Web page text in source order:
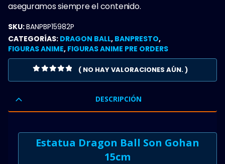
aseguramos siempre el contenido.
SKU:BANPBP15982P
CATEGORÍAS: DRAGON BALL, BANPRESTO,
FIGURAS ANIME, FIGURAS ANIME PRE ORDERS
( NO HAY VALORACIONES AÚN. )
DESCRIPCIÓN
Estatua Dragon Ball Son Gohan
15cm